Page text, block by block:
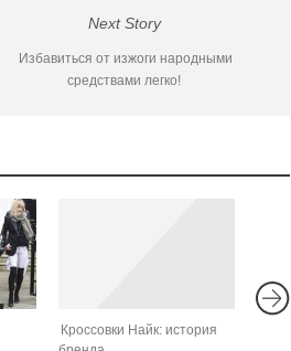
Next Story
Избавиться от изжоги народными
средствами легко!
Кроссовки Найк: история